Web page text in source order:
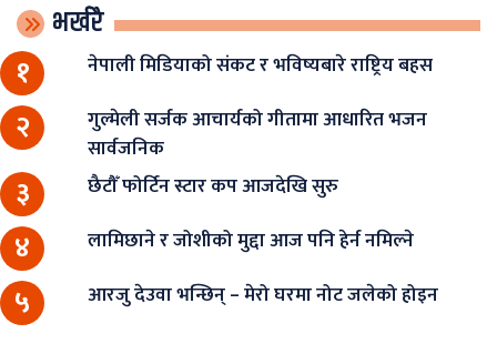
भर्खरै
१ नेपाली मिडियाको संकट र भविष्यबारे राष्ट्रिय बहस
२
गुल्मेली सर्जक आचार्यको गीतामा आधारित भजन
सार्वजनिक
३ छैटौँ फोर्टिन स्टार कप आजदेखि सुरु
४ लामिछाने र जोशीको मुद्दा आज पनि हेर्न नमिल्ने
५ आरजु देउवा भन्छिन् – मेरो घरमा नोट जलेको होइन